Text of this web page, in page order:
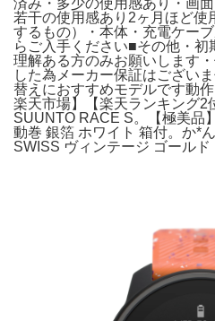
若干の使用感あり2ヶ月ほど使
するもの）・本体・充電ケー
らご入手ください■その他・
理解ある方のみお願いします
した為メーカー保証はござい
替えにおすすめモデルです動作
楽天市場】【楽天ランキング2
SUUNTO RACE S。【極美品
動巻 銀箔 ホワイト 箱付。か*
SWISS ヴィンテージ ゴールド